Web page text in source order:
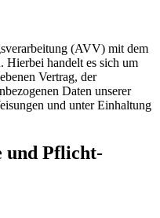
(AVV) mit dem
Hierbei handelt es sich um
Vertrag, der
Daten unserer
und unter Einhaltung
und Pflicht­